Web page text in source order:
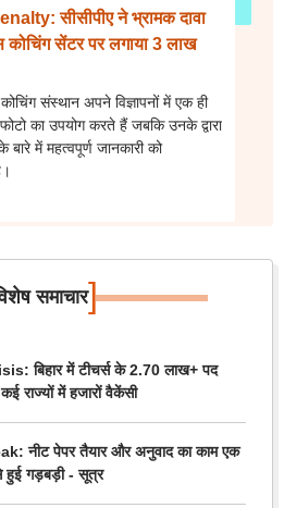
सीसीपीए ने भ्रामक दावा
सेंटर पर लगाया 3 लाख
संस्थान अपने विज्ञापनों में एक ही
का उपयोग करते हैं जबकि उनके द्वारा
में महत्वपूर्ण जानकारी को
समाचार]
बिहार में टीचर्स के 2.70 लाख+ पद
राज्यों में हजारों वैकेंसी
नीट पेपर तैयार और अनुवाद का काम एक
हुई गड़बड़ी - सूत्र